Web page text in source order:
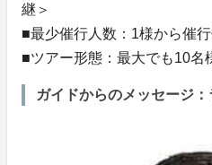
継＞
■最少催行人数：1様から催
■ツアー形態：最大でも10名
ガイドからのメッセージ